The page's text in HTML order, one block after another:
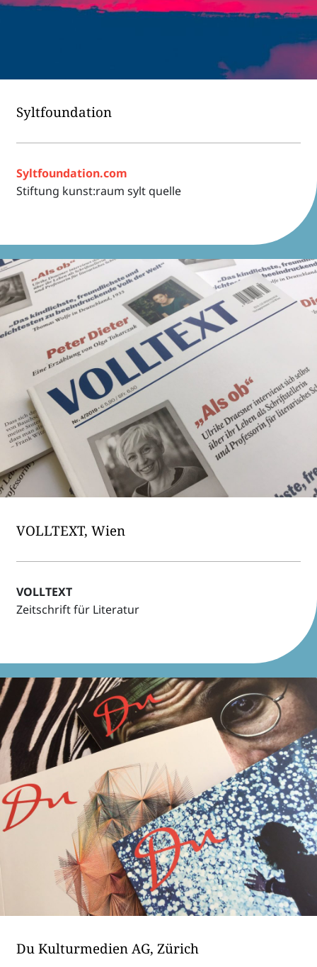
Sylt­foun­da­tion
Syltfoundation.com
Stif­tung kunst:raum sylt quelle
VOLLTEXT, Wien
VOLLTEXT
Zeit­schrift für Literatur
Du Kultur­me­dien AG, Zürich